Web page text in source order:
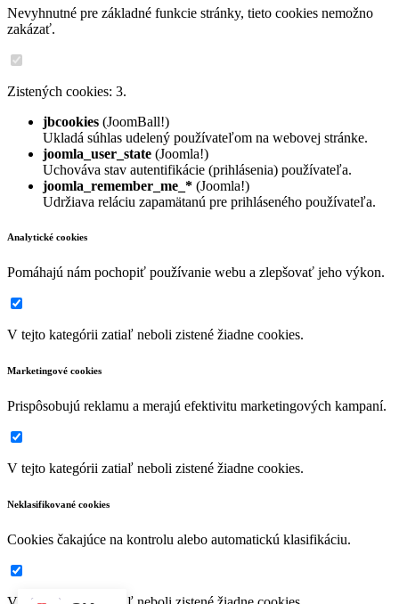
Nevyhnutné pre základné funkcie stránky, tieto cookies nemožno
zakázať.
Zistených cookies: 3.
jbcookies (JoomBall!)
Ukladá súhlas udelený používateľom na webovej stránke.
joomla_user_state (Joomla!)
Uchováva stav autentifikácie (prihlásenia) používateľa.
joomla_remember_me_* (Joomla!)
Udržiava reláciu zapamätanú pre prihláseného používateľa.
Analytické cookies
Pomáhajú nám pochopiť používanie webu a zlepšovať jeho výkon.
V tejto kategórii zatiaľ neboli zistené žiadne cookies.
Marketingové cookies
Prispôsobujú reklamu a merajú efektivitu marketingových kampaní.
V tejto kategórii zatiaľ neboli zistené žiadne cookies.
Neklasifikované cookies
Cookies čakajúce na kontrolu alebo automatickú klasifikáciu.